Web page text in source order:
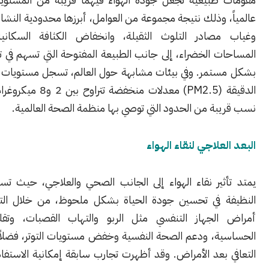
وذلك نتيجة مجموعة من العوامل، أبرزها محدودية النشاط الصناعي
التلوث الثقيلة، وانخفاض الكثافة السكانية، وانتشار
الخضراء، إلى جانب الطبيعة المفتوحة التي تسهم في تجدد الهواء
وفي بيئات مشابهة حول العالم، تسجل مستويات الجسيمات
الدقيقة (PM2.5) معدلات منخفضة تتراوح بين 2 و8 ميكروغرام/م³، وهي
من الحدود التي توصي بها منظمة الصحة العالمية.
لنقاء الهواء
نقاء الهواء إلى الجانب الصحي والعلاجي، حيث تسهم البيئات
في تحسين جودة الحياة بشكل ملحوظ، من خلال التخفيف من
التنفسي مثل الربو والتهاب القصبات، وتقليل حالات
ودعم الصحة النفسية وخفض مستويات التوتر، فضلاً عن تسريع
بعد الأمراض. وقد أظهرت تجارب سابقة إمكانية الاستفادة من بيئة